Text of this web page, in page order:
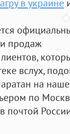
в украине
продаж
вслух,
на
по
почтой